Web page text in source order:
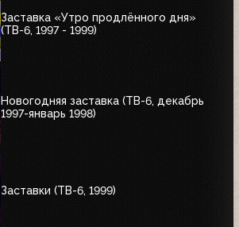
Заставка «Утро продлённого дня»
(ТВ-6, 1997 - 1999)
Новогодняя заставка (ТВ-6, декабрь
1997-январь 1998)
Заставки (ТВ-6, 1999)